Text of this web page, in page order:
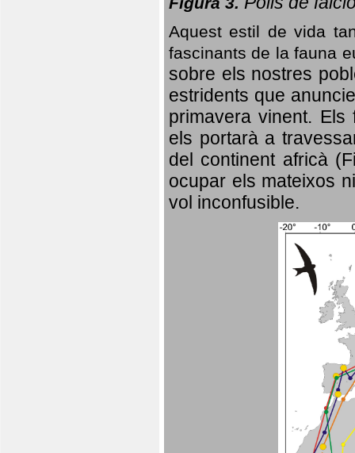
Aquest estil de vida
fascinants de la fauna
sobre els nostres
estridents que
primavera vinent. Els
els portarà a
del continent africà
ocupar els mateixos
vol inconfusible.